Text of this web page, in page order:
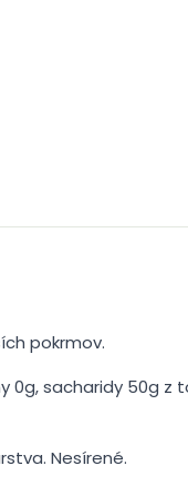
pokrmov.
0g, sacharidy 50g z
Nesírené.